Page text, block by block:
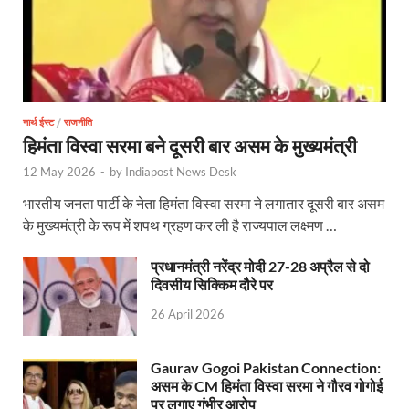
Jan-Jan Ki Sarkar: धामी मॉडल ने शासन को जनता के
Ankita Bhandari Case: अंकिता भंडारी केस से संबंधित
Uttarakhandi Song Launch: मुख्यमंत्री ने पैंली-पैंली बार
Aravalli Satyagraha Yatra: अरावली की रक्षा के लिए
Voter Mapping: मतदाता मैपिंग आसान बनाने के लिए
PM Adarsh Gram Yojana: योगी सरकार का बड़ा कदम,
Rabri Devi Residence: रात के अंधेरे में खाली होने लगा
Railway West Bengal Project: भारतीय रेलवे ने
PM Modi Lucknow Visit… जब मंच से पीएम मोदी ने की
नार्थ ईस्ट/ राजनीति
हिमंता विस्वा सरमा बने दूसरी बार असम के मुख्यमंत्री
12 May 2026 - by Indiapost News Desk
भारतीय जनता पार्टी के नेता हिमंता विस्वा सरमा ने लगातार दूसरी बार असम
के मुख्यमंत्री के रूप में शपथ ग्रहण कर ली है राज्यपाल लक्ष्मण …
प्रधानमंत्री नरेंद्र मोदी 27-28 अप्रैल से दो
दिवसीय सिक्किम दौरे पर
26 April 2026
Gaurav Gogoi Pakistan Connection:
असम के CM हिमंता विस्वा सरमा ने गौरव गोगोई
पर लगाए गंभीर आरोप